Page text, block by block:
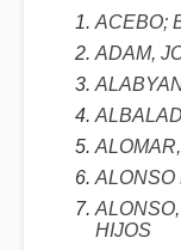
ACEBO;
ADAM,
ALONSO
HIJOS